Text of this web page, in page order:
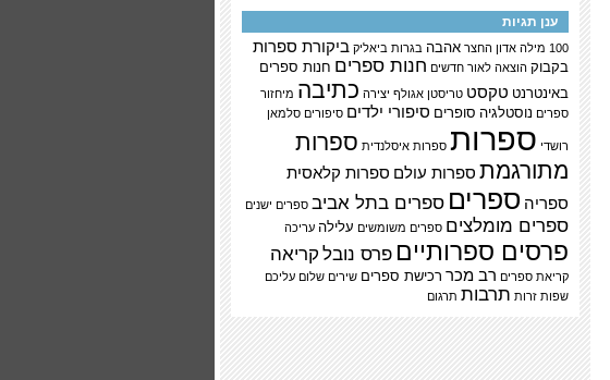
ענן תגיות
100 מילה אדון החצר אהבה בגרות ביאליק ביקורת ספרות
בקבוק הוצאה לאור חדשים חנות ספרים חנות ספרים
באינטרנט טקסט טריסטן אגולף יצירה כתיבה מיחזור
ספרים נוסטלגיה סופרים סיפורי ילדים סיפורים סלמאן
רושדי ספרות ספרות איסלנדית ספרות
מתורגמת ספרות עולם ספרות קלאסית
ספריה ספרים ספרים בתל אביב ספרים ישנים
ספרים מומלצים ספרים משומשים עלילה עריכה
פרסים ספרותיים פרס נובל קריאה
קריאת ספרים רב מכר רכישת ספרים שירים שלום עליכם
שפות זרות תרבות תרגום